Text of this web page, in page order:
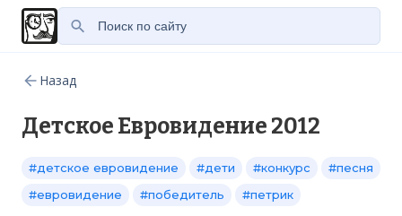
Назад
Детское Евровидение 2012
#детское евровидение #дети #конкурс
#песня
#евровидение
#победитель #петрик